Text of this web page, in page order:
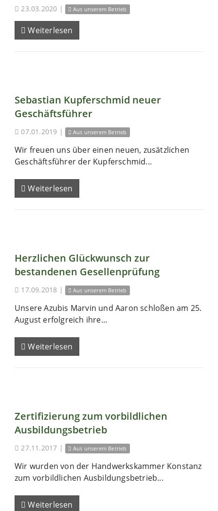
23.03.2020 | Aus unserem Betrieb
Weiterlesen
Sebastian Kupferschmid neuer
Geschäftsführer
07.01.2019 | Aus unserem Betrieb
Wir freuen uns über einen neuen, zusätzlichen
Geschäftsführer der Kupferschmid...
Weiterlesen
Herzlichen Glückwunsch zur
bestandenen Gesellenprüfung
17.09.2018 | Aus unserem Betrieb
Unsere Azubis Marvin und Aaron schloßen am 25.
August erfolgreich ihre...
Weiterlesen
Zertifizierung zum vorbildlichen
Ausbildungsbetrieb
27.11.2017 | Aus unserem Betrieb
Wir wurden von der Handwerkskammer Konstanz
zum vorbildlichen Ausbildungsbetrieb...
Weiterlesen